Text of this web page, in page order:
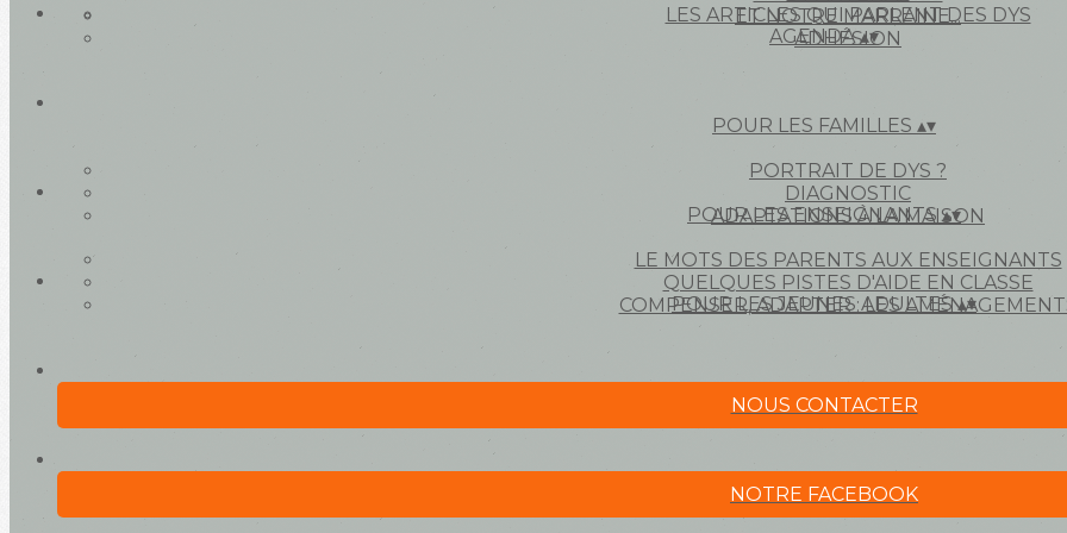
ET NOTRE MARRAINE...
ADHÉSION
LES ARTICLES QUI PARLENT DES DYS
AGENDA▴▾
POUR LES FAMILLES ▴▾
PORTRAIT DE DYS ?
DIAGNOSTIC
ADAPTATIONS À LA MAISON
POUR LES ENSEIGNANTS▴▾
LE MOTS DES PARENTS AUX ENSEIGNANTS
QUELQUES PISTES D'AIDE EN CLASSE
COMPENSER, ADAPTER : LES
POUR LES JEUNES ADULTES▴▾
NOUS CONTACTER
NOTRE FACEBOOK